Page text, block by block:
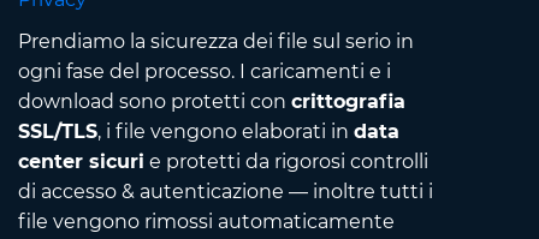
Prendiamo la sicurezza dei file sul serio in
ogni fase del processo. I caricamenti e i
download sono protetti con crittografia
SSL/TLS, i file vengono elaborati in data
center sicuri e protetti da rigorosi controlli
di accesso & autenticazione — inoltre tutti i
file vengono rimossi automaticamente